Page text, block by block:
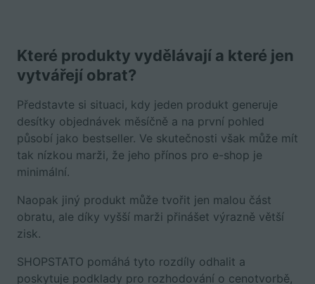
Které produkty vydělávají a které jen
vytvářejí obrat?
Představte si situaci, kdy jeden produkt generuje
desítky objednávek měsíčně a na první pohled
působí jako bestseller. Ve skutečnosti však může mít
tak nízkou marži, že jeho přínos pro e-shop je
minimální.
Naopak jiný produkt může tvořit jen malou část
obratu, ale díky vyšší marži přinášet výrazně větší
zisk.
SHOPSTATO pomáhá tyto rozdíly odhalit a
poskytuje podklady pro rozhodování o cenotvorbě,